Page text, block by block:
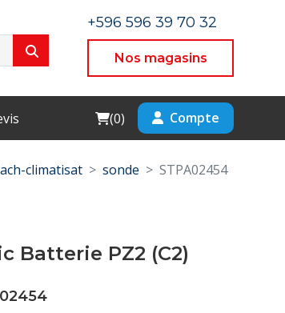
+596 596 39 70 32
Nos magasins
Cart
(0) Compte
climatisat sonde STPA02454
Batterie PZ2 (C2)